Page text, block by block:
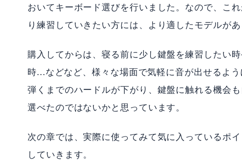
おいてキーボード選びを行いました。なので、こ
り練習していきたい方には、より適したモデルがあ
購入してからは、寝る前に少し鍵盤を練習したい
時...などなど、様々な場面で気軽に音が出せるよ
弾くまでのハードルが下がり、鍵盤に触れる機会
選べたのではないかと思っています。
次の章では、実際に使ってみて気に入っているポ
していきます。